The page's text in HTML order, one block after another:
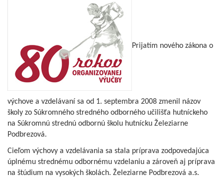
Prijatím nového zákona o
výchove a vzdelávaní sa od 1. septembra 2008 zmenil názov
školy zo Súkromného stredného odborného učilišťa hutníckeho
na Súkromnú strednú odbornú školu hutnícku Železiarne
Podbrezová.
Cieľom výchovy a vzdelávania sa stala príprava zodpovedajúca
úplnému strednému odbornému vzdelaniu a zároveň aj príprava
na štúdium na vysokých školách. Železiarne Podbrezová a.s.